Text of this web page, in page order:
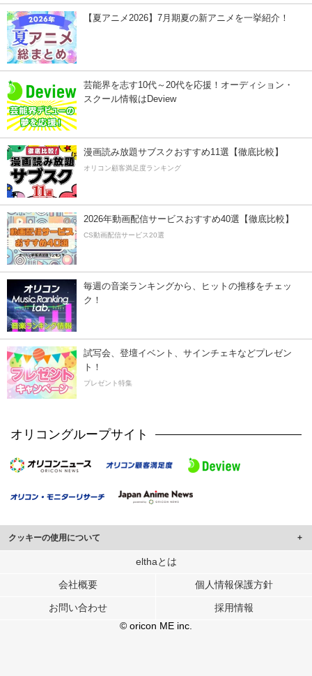
【夏アニメ2026】7月期夏の新アニメを一挙紹介！
芸能界を志す10代～20代を応援！オーディション・
スクール情報はDeview
漫画読み放題サブスクおすすめ11選【徹底比較】
オリコン顧客満足度ランキング
2026年動画配信サービスおすすめ40選【徹底比較】
CS動画配信サービス20選
毎週の音楽ランキングから、ヒットの推移をチェッ
ク！
試写会、登壇イベント、サインチェキなどプレゼン
ト！
プレゼント特集
オリコングループサイト
クッキーの使用について
このサイトでは Cookie を使用して、ユーザーに合わせたコンテンツや広告の
行っています。
メディアや広告配信、データ解析の各パートナーに提供しています。
各パートナーは、この情報とユーザーが各パートナーに提供した他の情報や、
ユーザーが各パートナーのサービスを使用したときに収集した他の情報を組み
elthaとは
会社概要 個人情報保護方針
お問い合わせ
採用情報
© oricon ME inc.